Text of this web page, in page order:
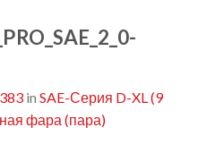
in SAE-Серия D-XL (9
фара (пара)